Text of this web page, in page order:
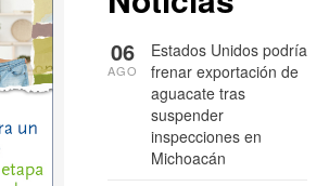
Estados Unidos podría
frenar exportación de
aguacate tras
suspender
inspecciones en
Michoacán
06
AGO